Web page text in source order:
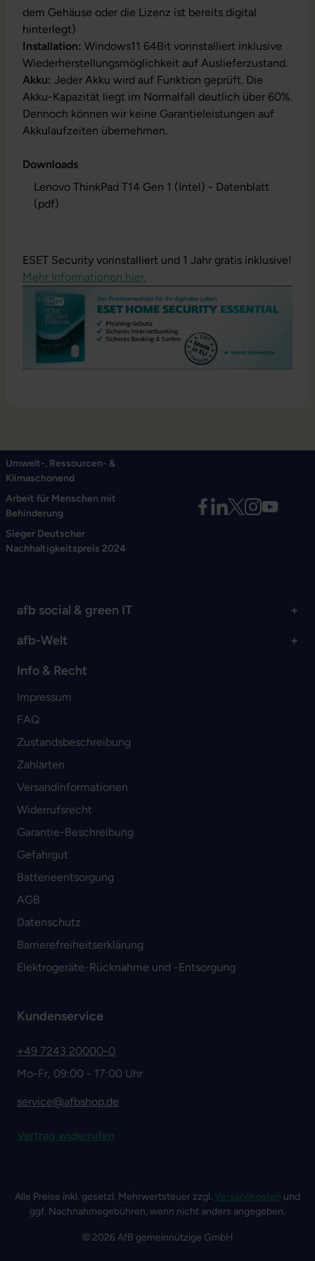
dem Gehäuse oder die Lizenz ist bereits digital
hinterlegt)
Installation: Windows11 64Bit vorinstalliert inklusive
Wiederherstellungsmöglichkeit auf Auslieferzustand.
Akku: Jeder Akku wird auf Funktion geprüft. Die
Akku-Kapazität liegt im Normalfall deutlich über 60%.
Dennoch können wir keine Garantieleistungen auf
Akkulaufzeiten übernehmen.
Downloads
Lenovo ThinkPad T14 Gen 1 (Intel) - Datenblatt
(pdf)
ESET Security vorinstalliert und 1 Jahr gratis inklusive!
Mehr Informationen hier.
Umwelt-, Ressourcen- &
Klimaschonend
Arbeit für Menschen mit
Behinderung
Sieger Deutscher
Nachhaltigkeitspreis 2024
afb social & green IT
afb-Welt
Info & Recht
Impressum
FAQ
Zustandsbeschreibung
Zahlarten
Versandinformationen
Widerrufsrecht
Garantie-Beschreibung
Gefahrgut
Batterieentsorgung
AGB
Datenschutz
Barrierefreiheitserklärung
Elektrogeräte-Rücknahme und -Entsorgung
Kundenservice
+49 7243 20000-0
Mo-Fr, 09:00 - 17:00 Uhr
service@afbshop.de
Vertrag widerrufen
Alle Preise inkl. gesetzl. Mehrwertsteuer zzgl. Versandkosten und
ggf. Nachnahmegebühren, wenn nicht anders angegeben.
© 2026 AfB gemeinnützige GmbH